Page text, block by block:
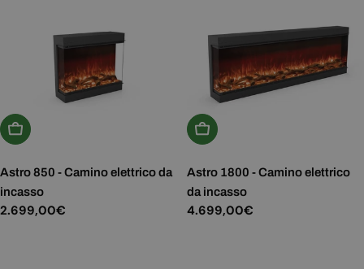
Aggiungi Al Carrello
Astro 850 - Camino elettrico da
incasso
Prezzo
2.699,00€
Aggiungi Al Carrello
Astro 1800 - Camino elettrico
da incasso
Prezzo
4.699,00€